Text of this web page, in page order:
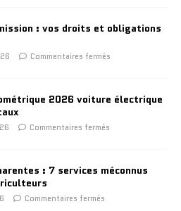
: vos droits et obligations
Commentaires fermés
2026 voiture électrique
Commentaires fermés
: 7 services méconnus
Commentaires fermés